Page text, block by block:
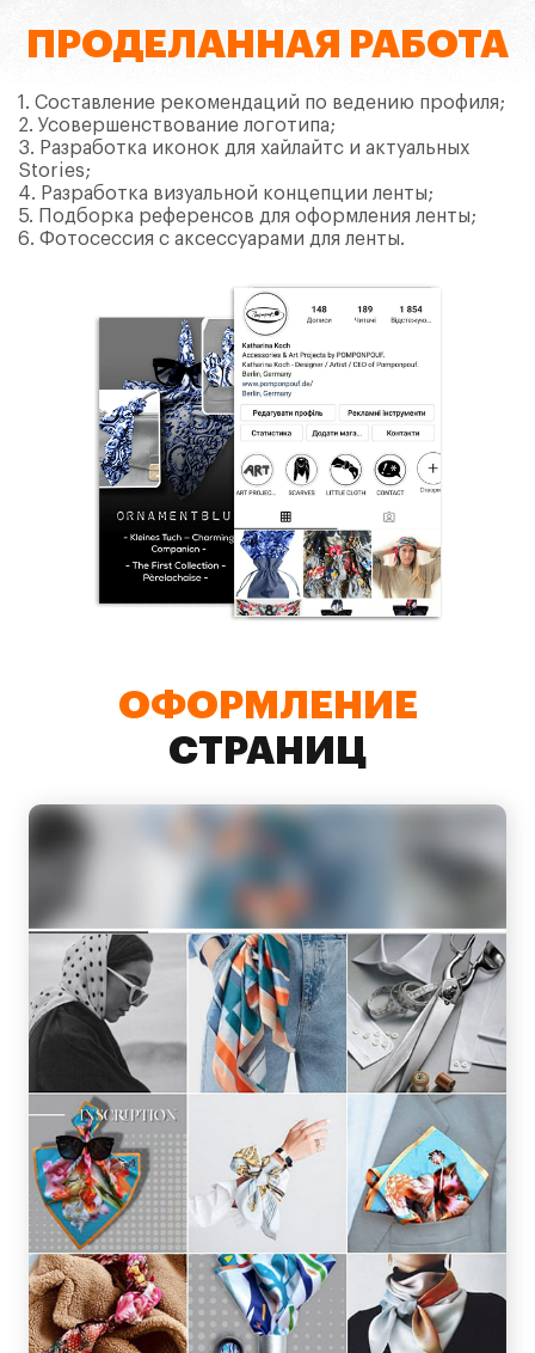
ПРОДЕЛАННАЯ РАБОТА
1. Составление рекомендаций по ведению профиля;
2. Усовершенствование логотипа;
3. Разработка иконок для хайлайтс и актуальных
Stories;
4. Разработка визуальной концепции ленты;
5. Подборка референсов для оформления ленты;
6. Фотосессия с аксессуарами для ленты.
ОФОРМЛЕНИЕ
СТРАНИЦ